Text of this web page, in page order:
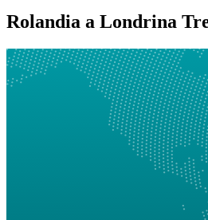
Rolandia a Londrina